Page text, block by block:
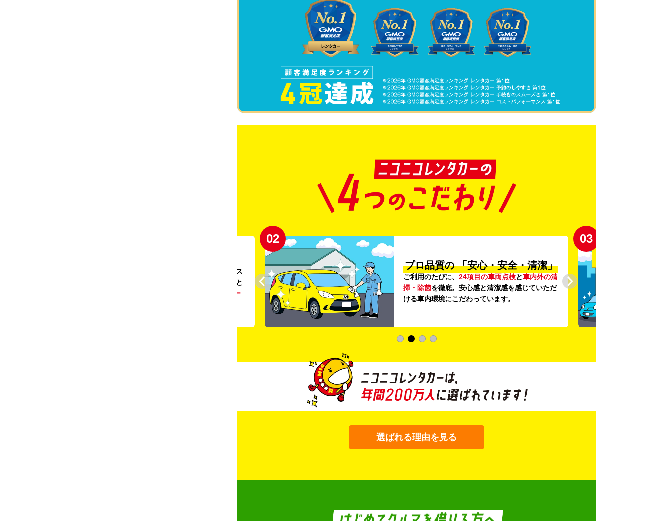
。ガソリンス
タンドや整備工場の既存インフラを活用すること
リー
02
プロ品質の 「安心・安全・清潔」
ご利用のたびに、 24項目の車両点検と車内外の清
掃・除菌を徹底。安心感と清潔感を感じていただ
ける車内環境にこだわっています。
03
選ばれる理由を見る